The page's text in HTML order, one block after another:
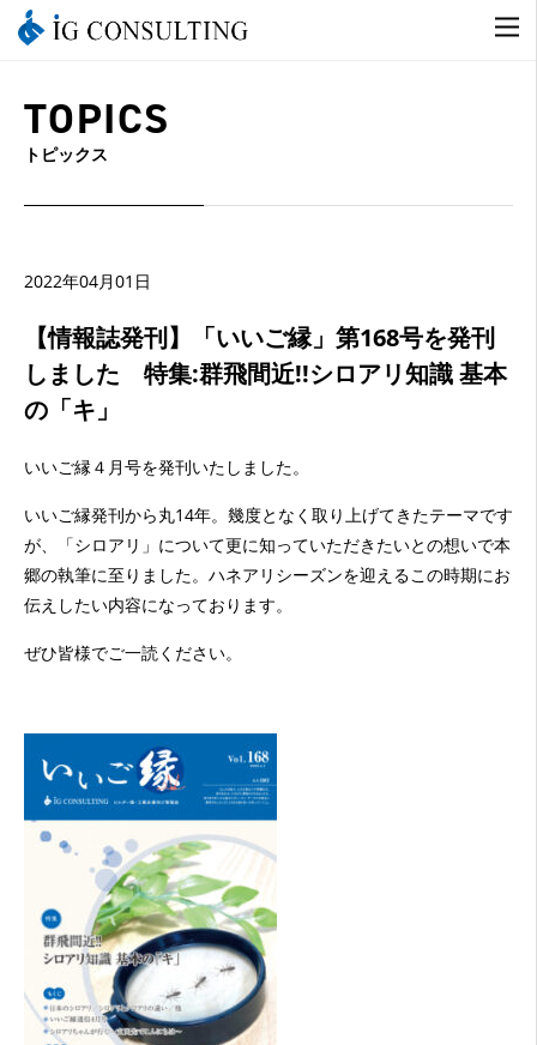
TOPICS
トピックス
2022年04月01日
【情報誌発刊】「いいご縁」第168号を発刊
しました 特集:群飛間近!!シロアリ知識 基本
の「キ」
いいご縁４月号を発刊いたしました。
いいご縁発刊から丸14年。幾度となく取り上げてきたテーマです
が、「シロアリ」について更に知っていただきたいとの想いで本
郷の執筆に至りました。ハネアリシーズンを迎えるこの時期にお
伝えしたい内容になっております。
ぜひ皆様でご一読ください。